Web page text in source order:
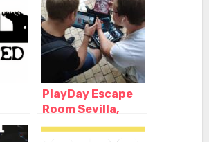
PlayDay Escape
Room Sevilla,
Sevilla –